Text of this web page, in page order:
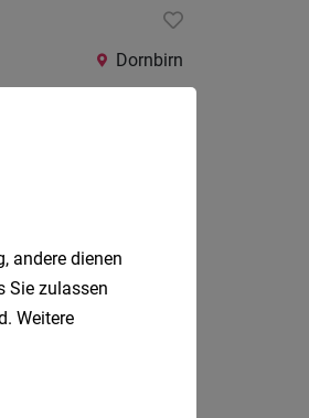
Dornbirn
andere dienen
Sie zulassen
Weitere